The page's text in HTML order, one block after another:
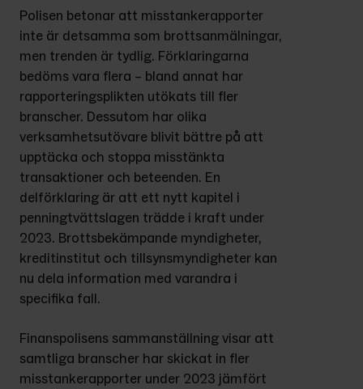
Polisen betonar att misstankerapporter
inte är detsamma som brottsanmälningar,
men trenden är tydlig. Förklaringarna
bedöms vara flera – bland annat har
rapporteringsplikten utökats till fler
branscher. Dessutom har olika
verksamhetsutövare blivit bättre på att
upptäcka och stoppa misstänkta
transaktioner och beteenden. En
delförklaring är att ett nytt kapitel i
penningtvättslagen trädde i kraft under
2023. Brottsbekämpande myndigheter,
kreditinstitut och tillsynsmyndigheter kan
nu dela information med varandra i
specifika fall.
Finanspolisens sammanställning visar att
samtliga branscher har skickat in fler
misstanke­rapporter under 2023 jämfört